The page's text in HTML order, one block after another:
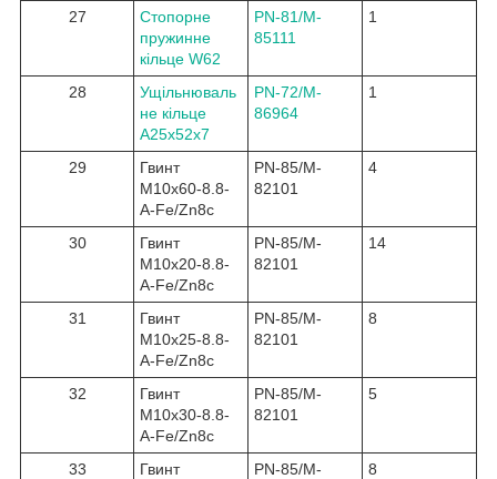
27
Стопорне
пружинне
кільце W62
PN-81/M-
85111
1
28
Ущільнюваль
не кільце
A25x52x7
PN-72/M-
86964
1
29
Гвинт
M10x60-8.8-
A-Fe/Zn8c
PN-85/M-
82101
4
30
Гвинт
M10x20-8.8-
A-Fe/Zn8c
PN-85/M-
82101
14
31
Гвинт
M10x25-8.8-
A-Fe/Zn8c
PN-85/M-
82101
8
32
Гвинт
M10x30-8.8-
A-Fe/Zn8c
PN-85/M-
82101
5
33
Гвинт
PN-85/M-
8